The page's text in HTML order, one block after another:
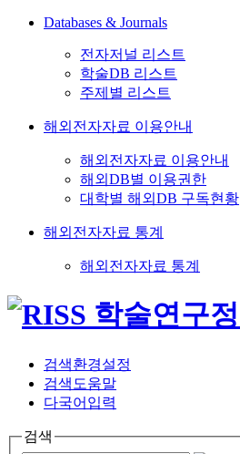
Databases & Journals
전자저널 리스트
학술DB 리스트
주제별 리스트
해외전자자료 이용안내
해외전자자료 이용안내
해외DB별 이용권한
대학별 해외DB 구독현황
해외전자자료 통계
해외전자자료 통계
검색환경설정
검색도움말
다국어입력
검색